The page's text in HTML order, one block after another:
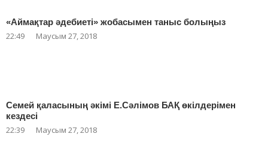
«Аймақтар әдебиеті» жобасымен таныс болыңыз
22:49 Маусым 27, 2018
Семей қаласының әкімі Е.Сәлімов БАҚ өкілдерімен
кездесі
22:39 Маусым 27, 2018